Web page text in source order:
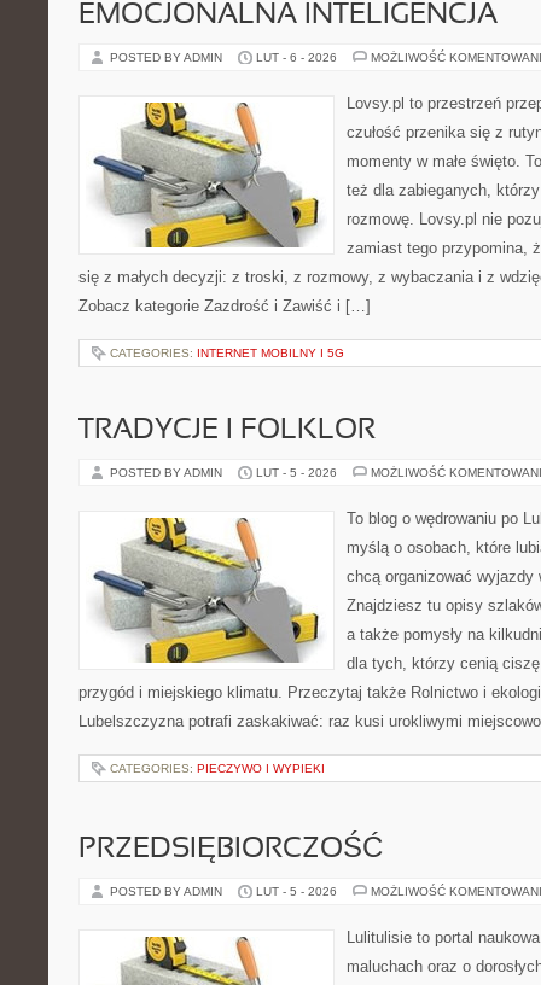
EMOCJONALNA INTELIGENCJA
POSTED BY ADMIN LUT - 6 - 2026 MOŻLIWOŚĆ
Lovsy.pl to przestrzeń
czułość przenika się z
momenty w małe święto.
też dla zabieganych,
rozmowę. Lovsy.pl nie
zamiast tego przypomina,
się z małych decyzji: z troski, z rozmowy, z wybaczania i z
Zobacz kategorie Zazdrość i Zawiść i […]
CATEGORIES: INTERNET MOBILNY I 5G
TRADYCJE I FOLKLOR
POSTED BY ADMIN LUT - 5 - 2026 MOŻLIWOŚĆ
To blog o wędrowaniu po
myślą o osobach, które
chcą organizować wyjazdy
Znajdziesz tu opisy
a także pomysły na
dla tych, którzy cenią
przygód i miejskiego klimatu. Przeczytaj także Rolnictwo i
Lubelszczyzna potrafi zaskakiwać: raz kusi urokliwymi
CATEGORIES: PIECZYWO I WYPIEKI
PRZEDSIĘBIORCZOŚĆ
POSTED BY ADMIN LUT - 5 - 2026 MOŻLIWOŚĆ
Lulitulisie to portal
maluchach oraz o